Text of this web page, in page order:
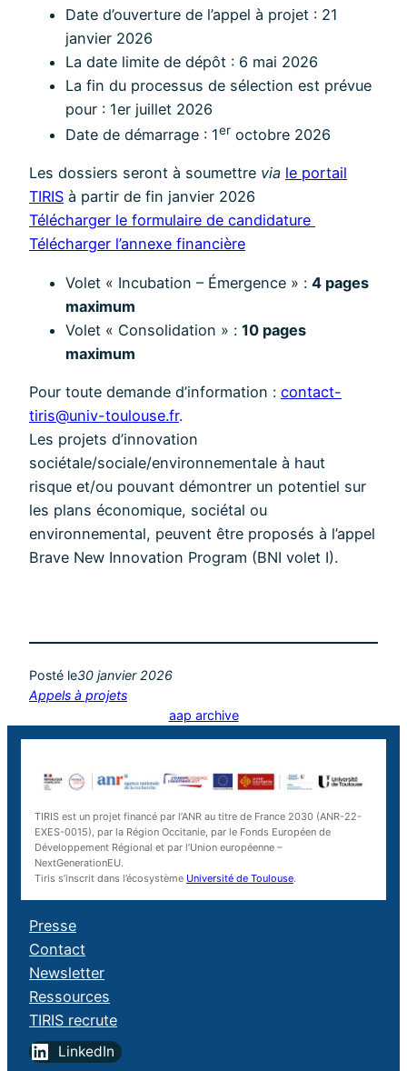
Date d’ouverture de l’appel à projet : 21
janvier 2026
La date limite de dépôt : 6 mai 2026
La fin du processus de sélection est prévue
pour : 1er juillet 2026
Date de démarrage : 1er octobre 2026
Les dossiers seront à soumettre via le portail
TIRIS à partir de fin janvier 2026
Télécharger le formulaire de candidature
Télécharger l’annexe financière
Volet « Incubation – Émergence » : 4 pages
maximum
Volet « Consolidation » : 10 pages
maximum
Pour toute demande d’information : contact-
tiris@univ-toulouse.fr.
Les projets d’innovation
sociétale/sociale/environnementale à haut
risque et/ou pouvant démontrer un potentiel sur
les plans économique, sociétal ou
environnemental, peuvent être proposés à l’appel
Brave New Innovation Program (BNI volet I).
Posté le30 janvier 2026
Appels à projets
aap archive
TIRIS est un projet financé par l’ANR au titre de France 2030 (ANR-22-
EXES-0015), par la Région Occitanie, par le Fonds Européen de
Développement Régional et par l’Union européenne –
NextGenerationEU.
Tiris s’inscrit dans l’écosystème Université de Toulouse.
Presse
Contact
Newsletter
Ressources
TIRIS recrute
LinkedIn